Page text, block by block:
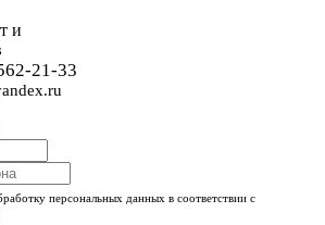
и
21-33
персональных данных в соответствии с